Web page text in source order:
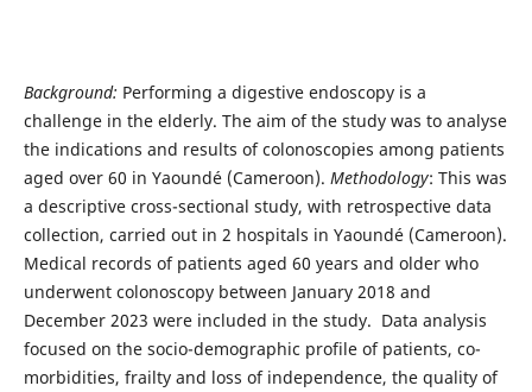
Background: Performing a digestive endoscopy is a
challenge in the elderly. The aim of the study was to analyse
the indications and results of colonoscopies among patients
aged over 60 in Yaoundé (Cameroon). Methodology: This was
a descriptive cross-sectional study, with retrospective data
collection, carried out in 2 hospitals in Yaoundé (Cameroon).
Medical records of patients aged 60 years and older who
underwent colonoscopy between January 2018 and
December 2023 were included in the study. Data analysis
focused on the socio-demographic profile of patients, co-
morbidities, frailty and loss of independence, the quality of